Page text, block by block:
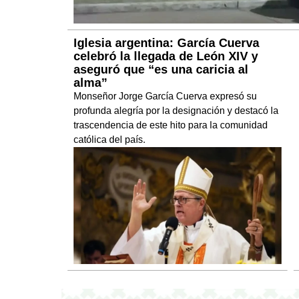
Iglesia argentina: García Cuerva
celebró la llegada de León XIV y
aseguró que “es una caricia al
alma”
Monseñor Jorge García Cuerva expresó su
profunda alegría por la designación y destacó la
trascendencia de este hito para la comunidad
católica del país.